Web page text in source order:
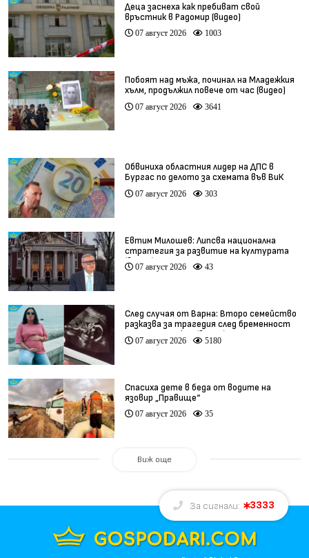
Деца заснеха как пребиват свой
връстник в Радомир (видео)
07 август 2026 1003
Побоят над мъжа, починал на Младежкия
хълм, продължил повече от час (видео)
07 август 2026 3641
Обвиниха областния лидер на ДПС в
Бургас по делото за схемата във ВиК
07 август 2026 303
Евтим Милошев: Липсва национална
стратегия за развитие на културата
(видео)
07 август 2026 43
След случая от Варна: Второ семейство
разказва за трагедия след бременност
при същия лекар (видео)
07 август 2026 5180
Спасиха дете в беда от водите на
язовир „Правище“
07 август 2026 35
Виж още
За сигнали: 3333